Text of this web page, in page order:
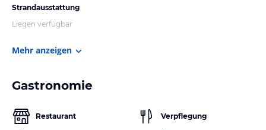
Strandausstattung
Liegen verfügbar
Mehr anzeigen
Gastronomie
Restaurant Verpflegung